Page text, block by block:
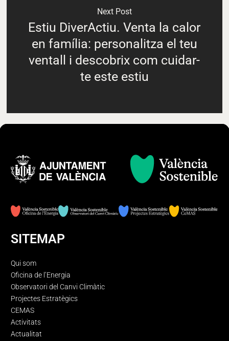
Next Post
Estiu DiverActiu. Venta la calor
en família: personalitza el teu
ventall i descobrix com cuidar-
te este estiu
SITEMAP
Qui som
Oficina de l’Energia
Observatori del Canvi Climàtic
Projectes Estratègics
CEMAS
Activitats
Actualitat